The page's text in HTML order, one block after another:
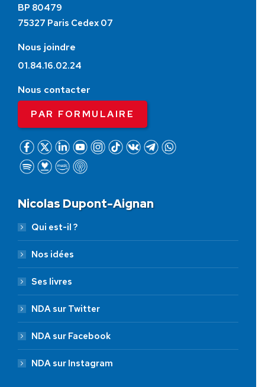
BP 80479
75327 Paris Cedex 07
Nous joindre
01.84.16.02.24
Nous contacter
PAR FORMULAIRE
Nicolas Dupont-Aignan
Qui est-il ?
Nos idées
Ses livres
NDA sur Twitter
NDA sur Facebook
NDA sur Instagram